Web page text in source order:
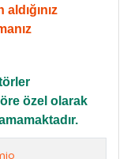
özel olarak